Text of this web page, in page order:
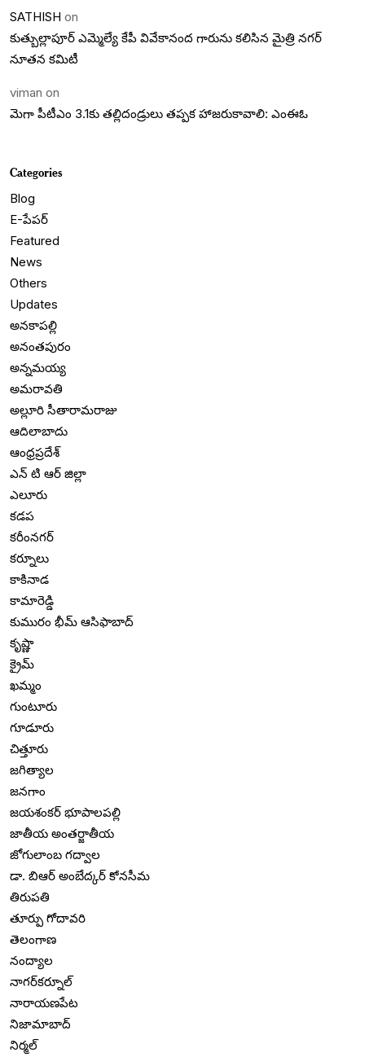
SATHISH on
కుత్బుల్లాపూర్ ఎమ్మెల్యే కేపీ వివేకానంద గారును కలిసిన మైత్రి నగర్
నూతన కమిటీ
viman on
మెగా పీటీఎం 3.1కు తల్లిదండ్రులు తప్పక హాజరుకావాలి: ఎంఈఓ
Categories
Blog
E-పేపర్
Featured
News
Others
Updates
అనకాపల్లి
అనంతపురం
అన్నమయ్య
అమరావతి
అల్లూరి సీతారామరాజు
ఆదిలాబాదు
ఆంధ్రప్రదేశ్
ఎన్ టి ఆర్ జిల్లా
ఎలూరు
కడప
కరీంనగర్
కర్నూలు
కాకినాడ
కామారెడ్డి
కుమురం భీమ్ ఆసిఫాబాద్
కృష్ణా
క్రైమ్
ఖమ్మం
గుంటూరు
గూడూరు
చిత్తూరు
జగిత్యాల
జనగాం
జయశంకర్ భూపాలపల్లి
జాతీయ అంతర్జాతీయ
జోగులాంబ గద్వాల
డా. బిఆర్ అంబేద్కర్ కోనసీమ
తిరుపతి
తూర్పు గోదావరి
తెలంగాణ
నంద్యాల
నాగర్‌కర్నూల్
నారాయణపేట
నిజామాబాద్
నిర్మల్